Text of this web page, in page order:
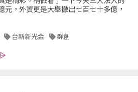
元，外資更是大舉撤出七百七十多億，
台新新光金 群創